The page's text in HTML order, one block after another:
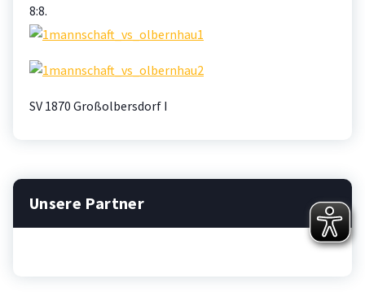
8:8.
SV 1870 Großolbersdorf I
Unsere Partner